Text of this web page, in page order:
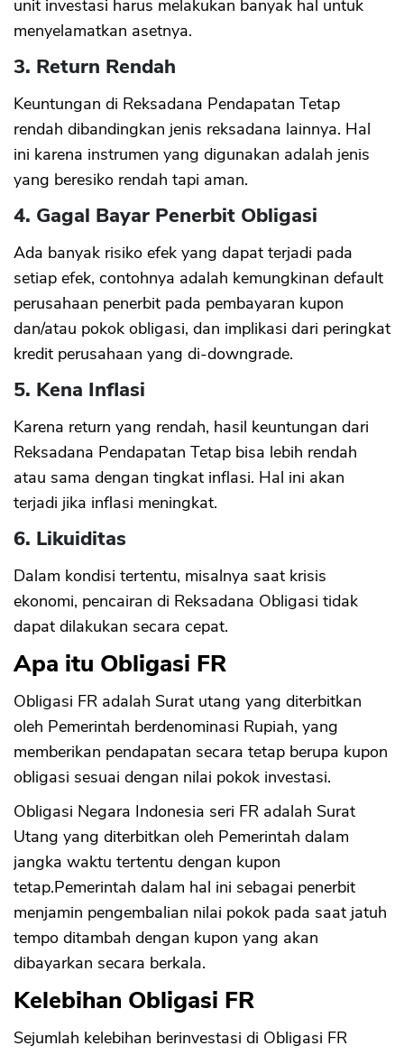
unit investasi harus melakukan banyak hal untuk
menyelamatkan asetnya.
3. Return Rendah
Keuntungan di Reksadana Pendapatan Tetap
rendah dibandingkan jenis reksadana lainnya. Hal
ini karena instrumen yang digunakan adalah jenis
yang beresiko rendah tapi aman.
4. Gagal Bayar Penerbit Obligasi
Ada banyak risiko efek yang dapat terjadi pada
setiap efek, contohnya adalah kemungkinan default
perusahaan penerbit pada pembayaran kupon
dan/atau pokok obligasi, dan implikasi dari peringkat
kredit perusahaan yang di-downgrade.
5. Kena Inflasi
Karena return yang rendah, hasil keuntungan dari
Reksadana Pendapatan Tetap bisa lebih rendah
atau sama dengan tingkat inflasi. Hal ini akan
terjadi jika inflasi meningkat.
6. Likuiditas
Dalam kondisi tertentu, misalnya saat krisis
ekonomi, pencairan di Reksadana Obligasi tidak
dapat dilakukan secara cepat.
Apa itu Obligasi FR
Obligasi FR adalah Surat utang yang diterbitkan
oleh Pemerintah berdenominasi Rupiah, yang
memberikan pendapatan secara tetap berupa kupon
obligasi sesuai dengan nilai pokok investasi.
Obligasi Negara Indonesia seri FR adalah Surat
Utang yang diterbitkan oleh Pemerintah dalam
jangka waktu tertentu dengan kupon
tetap.Pemerintah dalam hal ini sebagai penerbit
menjamin pengembalian nilai pokok pada saat jatuh
tempo ditambah dengan kupon yang akan
dibayarkan secara berkala.
Kelebihan Obligasi FR
Sejumlah kelebihan berinvestasi di Obligasi FR